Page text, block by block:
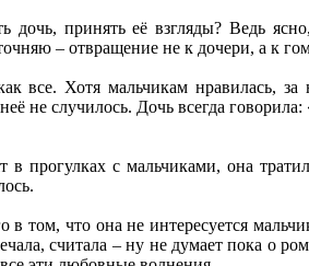
дочь, принять её взгляды? Ведь
– отвращение не к дочери, а к
все. Хотя мальчикам нравилась,
не случилось. Дочь всегда
прогулках с мальчиками, она
в том, что она не интересуется
считала – ну не думает пока о